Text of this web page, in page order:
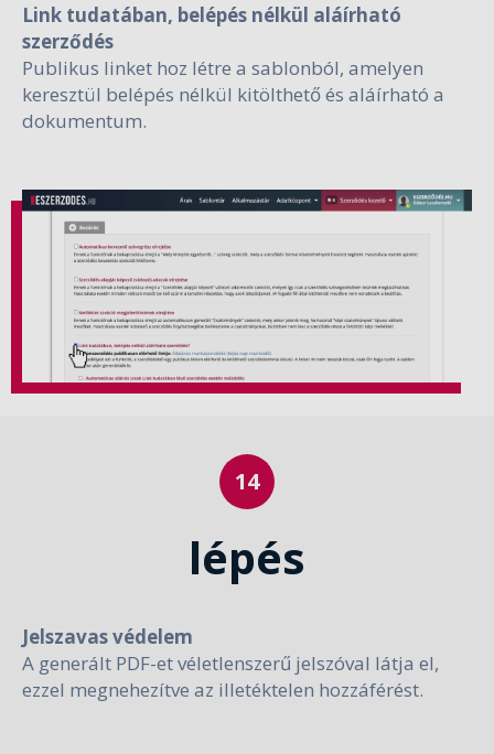
Link tudatában, belépés nélkül aláírható
szerződés
Publikus linket hoz létre a sablonból, amelyen
keresztül belépés nélkül kitölthető és aláírható a
dokumentum.
lépés
Jelszavas védelem
A generált PDF-et véletlenszerű jelszóval látja el,
ezzel megnehezítve az illetéktelen hozzáférést.